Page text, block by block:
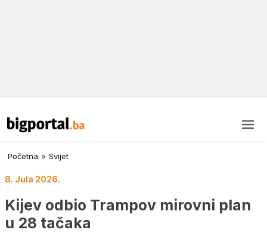
Početna » Svijet
8. Jula 2026.
Kijev odbio Trampov mirovni plan
u 28 tačaka